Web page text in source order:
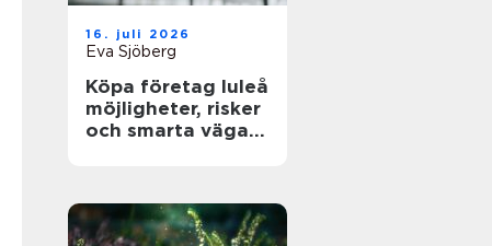
16. juli 2026
Eva Sjöberg
Köpa företag luleå
möjligheter, risker
och smarta vägar